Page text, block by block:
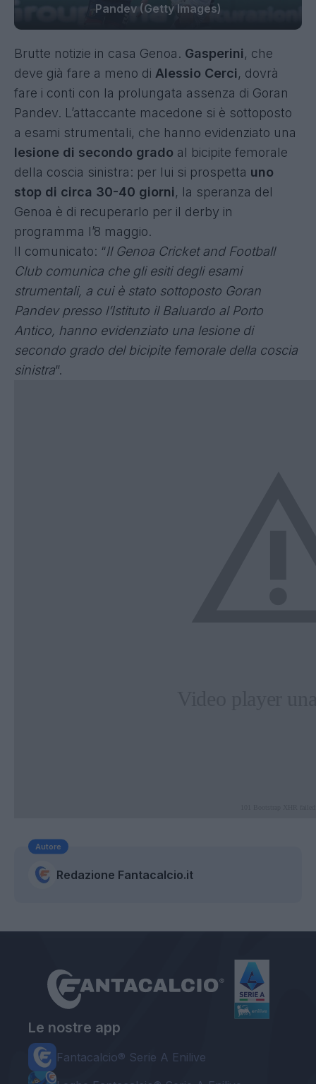
Pandev (Getty Images)
Brutte notizie in casa Genoa. Gasperini, che
deve già fare a meno di Alessio Cerci, dovrà
fare i conti con la prolungata assenza di Goran
Pandev. L’attaccante macedone si è sottoposto
a esami strumentali, che hanno evidenziato una
lesione di secondo grado al bicipite femorale
della coscia sinistra: per lui si prospetta uno
stop di circa 30-40 giorni, la speranza del
Genoa è di recuperarlo per il derby in
programma l’8 maggio.
Il comunicato: “Il Genoa Cricket and Football
Club comunica che gli esiti degli esami
strumentali, a cui è stato sottoposto Goran
Pandev presso l’Istituto il Baluardo al Porto
Antico, hanno evidenziato una lesione di
secondo grado del bicipite femorale della coscia
sinistra”.
Autore
Redazione Fantacalcio.it
Le nostre app
Fantacalcio® Serie A Enilive